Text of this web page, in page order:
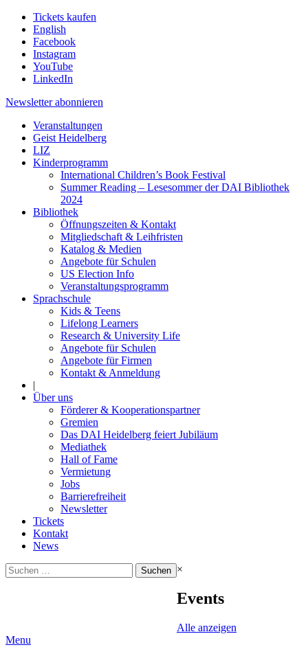
Tickets kaufen
English
Facebook
Instagram
YouTube
LinkedIn
Newsletter abonnieren
Veranstaltungen
Geist Heidelberg
LIZ
Kinderprogramm
International Children’s Book Festival
Summer Reading – Lesesommer der DAI Bibliothek
2024
Bibliothek
Öffnungszeiten & Kontakt
Mitgliedschaft & Leihfristen
Katalog & Medien
Angebote für Schulen
US Election Info
Veranstaltungsprogramm
Sprachschule
Kids & Teens
Lifelong Learners
Research & University Life
Angebote für Schulen
Angebote für Firmen
Kontakt & Anmeldung
|
Über uns
Förderer & Kooperationspartner
Gremien
Das DAI Heidelberg feiert Jubiläum
Mediathek
Hall of Fame
Vermietung
Jobs
Barrierefreiheit
Newsletter
Tickets
Kontakt
News
Suchen
nach:
×
Events
Alle anzeigen
Menu